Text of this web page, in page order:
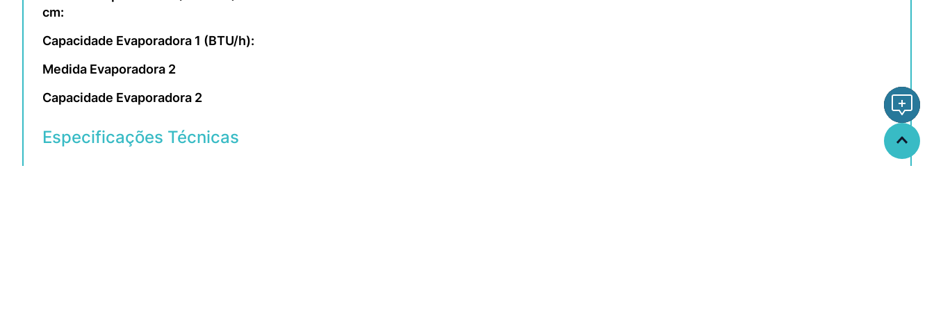
cm:
Capacidade Evaporadora 1 (BTU/h):
Medida Evaporadora 2
Capacidade Evaporadora 2
Especificações Técnicas